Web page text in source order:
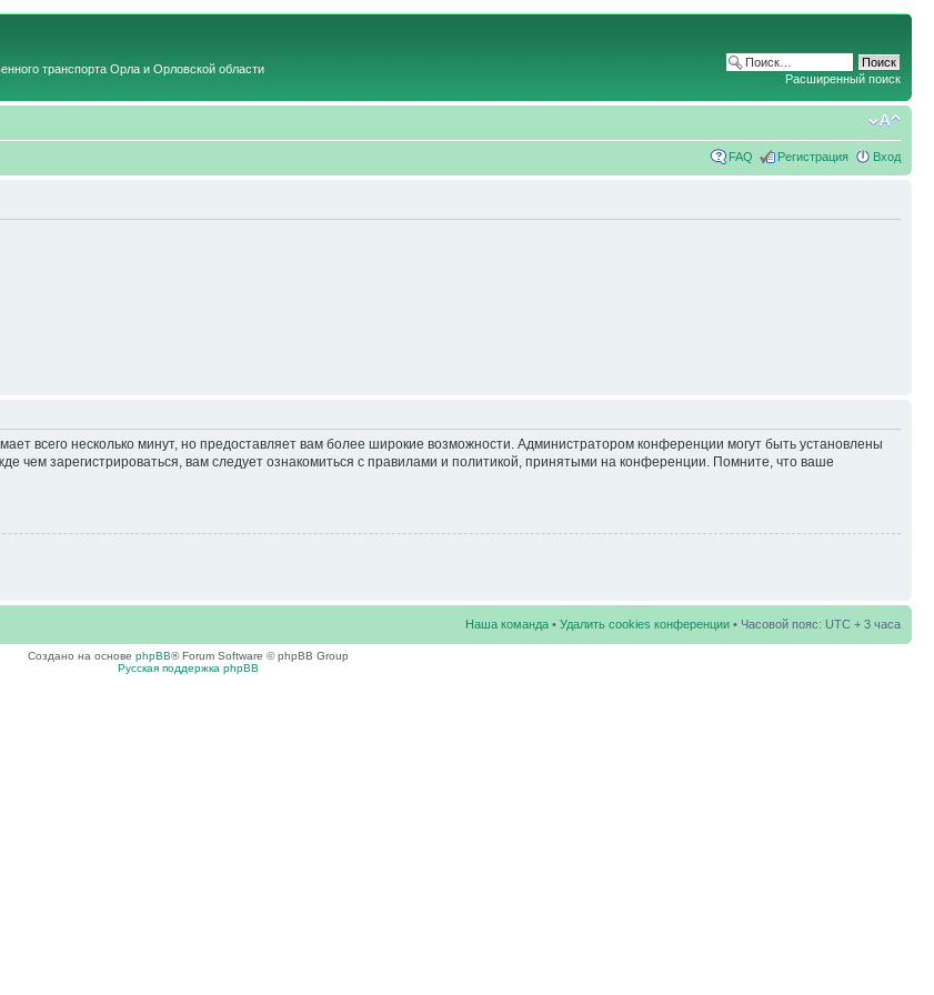
транспорта Орла и Орловской области
Расширенный поиск
FAQ Регистрация Вход
всего несколько минут, но предоставляет вам более широкие возможности. Администратором конференции могут быть установлены
чем зарегистрироваться, вам следует ознакомиться с правилами и политикой, принятыми на конференции. Помните, что ваше
Наша команда • Удалить cookies конференции • Часовой пояс: UTC + 3 часа
Создано на основе phpBB® Forum Software © phpBB Group
Русская поддержка phpBB